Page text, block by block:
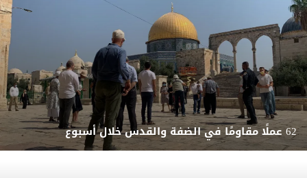
62 عملًا مقاومًا في الضفة والقدس خلال أسبوع